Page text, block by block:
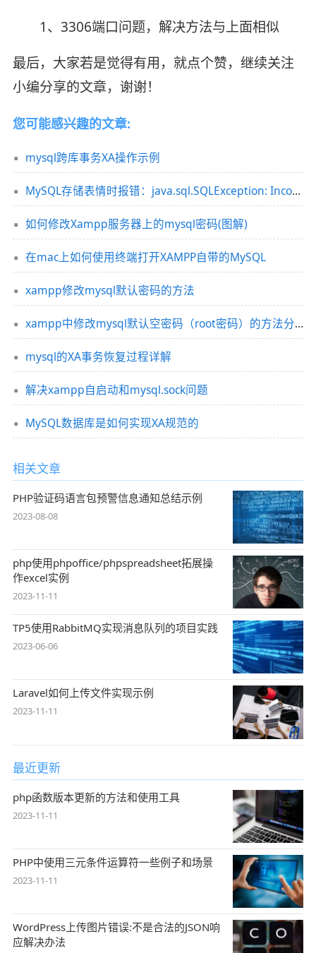
1、3306端口问题，解决方法与上面相似
最后，大家若是觉得有用，就点个赞，继续关注
小编分享的文章，谢谢！
您可能感兴趣的文章:
mysql跨库事务XA操作示例
MySQL存储表情时报错：java.sql.SQLException: Incorrect string value:‘\xF0\x9F\x92\xA9\x0D\x0A...’的解决方法
如何修改Xampp服务器上的mysql密码(图解)
在mac上如何使用终端打开XAMPP自带的MySQL
xampp修改mysql默认密码的方法
xampp中修改mysql默认空密码（root密码）的方法分享
mysql的XA事务恢复过程详解
解决xampp自启动和mysql.sock问题
MySQL数据库是如何实现XA规范的
相关文章
PHP验证码语言包预警信息通知总结示例
2023-08-08
php使用phpoffice/phpspreadsheet拓展操
作excel实例
2023-11-11
TP5使用RabbitMQ实现消息队列的项目实践
2023-06-06
Laravel如何上传文件实现示例
2023-11-11
最近更新
php函数版本更新的方法和使用工具
2023-11-11
PHP中使用三元条件运算符一些例子和场景
2023-11-11
WordPress上传图片错误:不是合法的JSON响
应解决办法